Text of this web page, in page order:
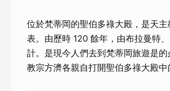
位於梵蒂岡的聖伯多祿大殿，是天
表。由歷時 120 餘年，由布拉曼特
計。是現今人們去到梵蒂岡旅遊是
教宗方濟各親自打開聖伯多祿大殿中